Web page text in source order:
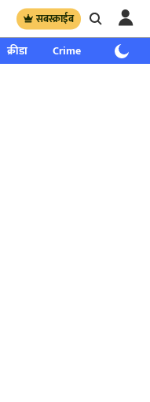
सबस्क्राईब
क्रीडा Crime साप्ताहिक